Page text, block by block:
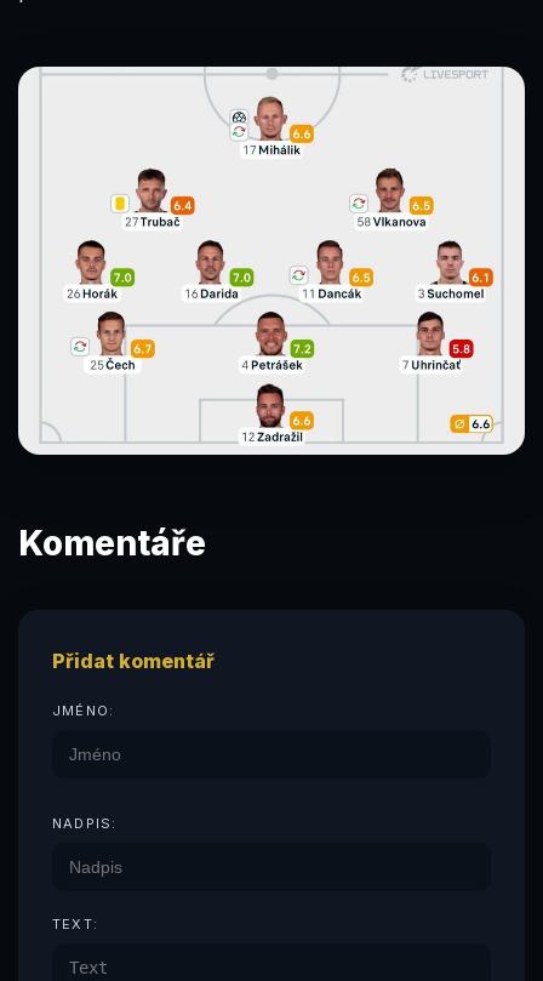
Komentáře
Přidat komentář
JMÉNO:
NADPIS:
TEXT: